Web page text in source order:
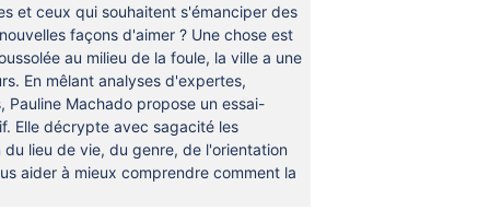
et ceux qui souhaitent s'émanciper des
façons d'aimer ? Une chose est
au milieu de la foule, la ville a une
En mêlant analyses d'expertes,
Machado propose un essai-
Elle décrypte avec sagacité les
lieu de vie, du genre, de l'orientation
aider à mieux comprendre comment la